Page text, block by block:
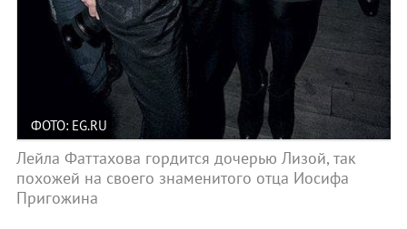
ФОТО: EG.RU
Лейла Фаттахова гордится дочерью Лизой, так
похожей на своего знаменитого отца Иосифа
Пригожина